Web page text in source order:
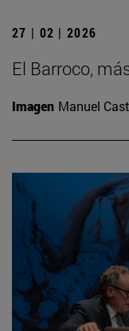
27 | 02 | 2026
El Barroco,
Imagen Manuel